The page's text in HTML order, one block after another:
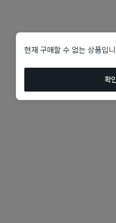
현재 구매할 수 없는 상품입
확